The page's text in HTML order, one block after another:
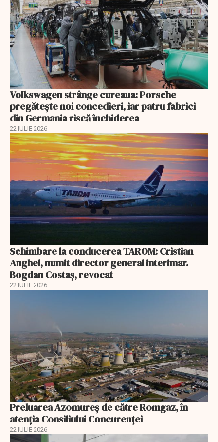
Volkswagen strânge cureaua: Porsche
pregătește noi concedieri, iar patru fabrici
din Germania riscă închiderea
22 IULIE 2026
Schimbare la conducerea TAROM: Cristian
Anghel, numit director general interimar.
Bogdan Costaș, revocat
22 IULIE 2026
Preluarea Azomureş de către Romgaz, în
atenţia Consiliului Concurenţei
22 IULIE 2026